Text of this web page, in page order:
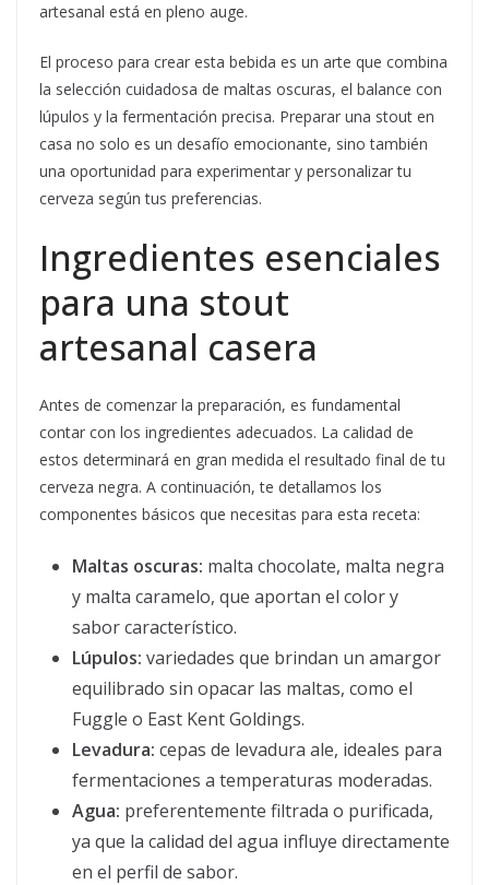
artesanal está en pleno auge.
El proceso para crear esta bebida es un arte que combina
la selección cuidadosa de maltas oscuras, el balance con
lúpulos y la fermentación precisa. Preparar una stout en
casa no solo es un desafío emocionante, sino también
una oportunidad para experimentar y personalizar tu
cerveza según tus preferencias.
Ingredientes esenciales
para una stout
artesanal casera
Antes de comenzar la preparación, es fundamental
contar con los ingredientes adecuados. La calidad de
estos determinará en gran medida el resultado final de tu
cerveza negra. A continuación, te detallamos los
componentes básicos que necesitas para esta receta:
Maltas oscuras: malta chocolate, malta negra
y malta caramelo, que aportan el color y
sabor característico.
Lúpulos: variedades que brindan un amargor
equilibrado sin opacar las maltas, como el
Fuggle o East Kent Goldings.
Levadura: cepas de levadura ale, ideales para
fermentaciones a temperaturas moderadas.
Agua: preferentemente filtrada o purificada,
ya que la calidad del agua influye directamente
en el perfil de sabor.